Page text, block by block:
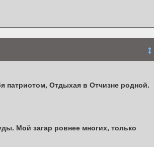
патриотом, Отдыхая в Отчизне родной.
Мой загар ровнее многих, только